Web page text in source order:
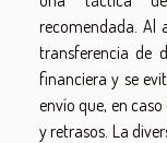
recomendada. Al
transferencia de
financiera y se
envío que, en
y retrasos. La